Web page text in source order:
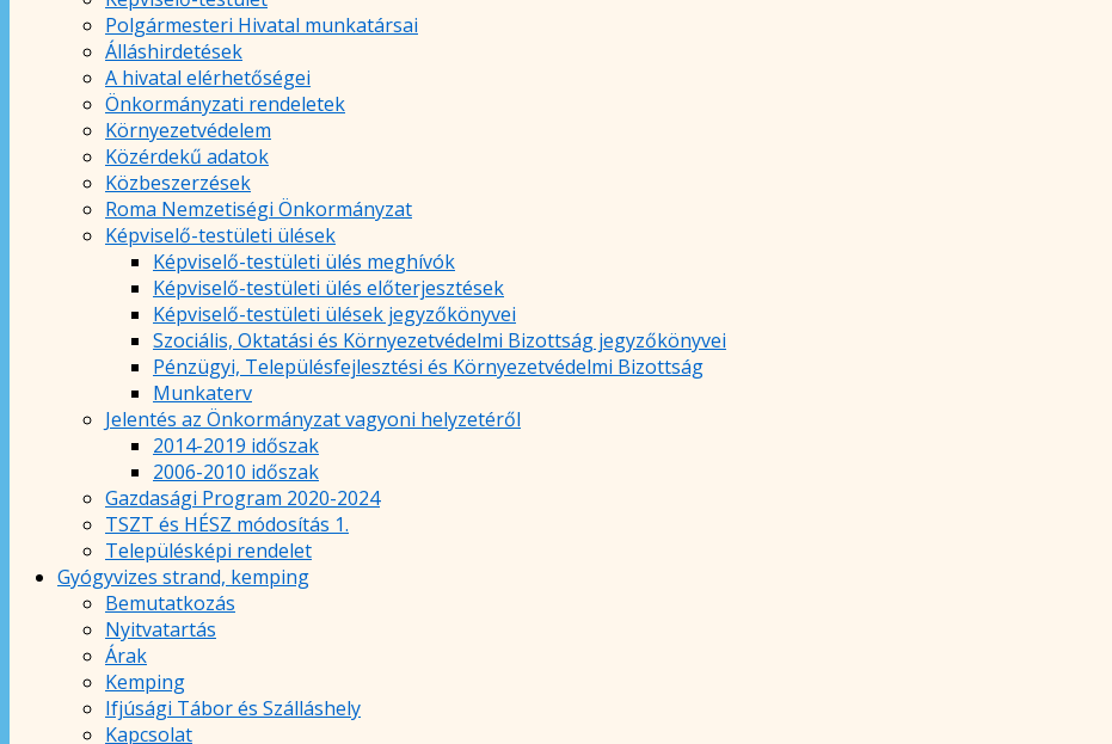
Polgármesteri Hivatal munkatársai
Álláshirdetések
A hivatal elérhetőségei
Önkormányzati rendeletek
Környezetvédelem
Közérdekű adatok
Közbeszerzések
Roma Nemzetiségi Önkormányzat
Képviselő-testületi ülések
Képviselő-testületi ülés meghívók
Képviselő-testületi ülés előterjesztések
Képviselő-testületi ülések jegyzőkönyvei
Szociális, Oktatási és Környezetvédelmi Bizottság jegyzőkönyvei
Pénzügyi, Településfejlesztési és Környezetvédelmi Bizottság
Munkaterv
Jelentés az Önkormányzat vagyoni helyzetéről
2014-2019 időszak
2006-2010 időszak
Gazdasági Program 2020-2024
TSZT és HÉSZ módosítás 1.
Településképi rendelet
Gyógyvizes strand, kemping
Bemutatkozás
Nyitvatartás
Árak
Kemping
Ifjúsági Tábor és Szálláshely
Kapcsolat